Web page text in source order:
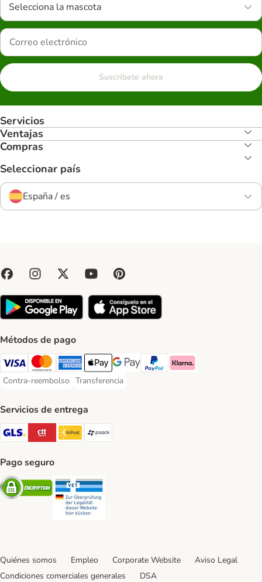
Selecciona la mascota
Suscríbete ahora
Servicios
Ventajas
Compras
Seleccionar país
España / es
Métodos de pago
Visa Payment Method
Mastercard Payment Method
American Express Payment Method
Apple Pay Payment Method
Google Pay Payment Method
PayPal Payment Method
Klarna Payment Method
Contra-reembolso
Contra-reembolso Payment Method
Transferencia
Transferencia Payment Method
Servicios de entrega
GLS Shipping Method
CTTExpress Shipping Method
InPost Shipping Method
paack Shipping Method
Pago seguro
Security
Quiénes somos Empleo Corporate Website
Aviso Legal
Condiciones comerciales generales
DSA